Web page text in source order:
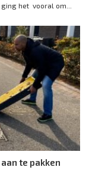
het vooral om...
te pakken